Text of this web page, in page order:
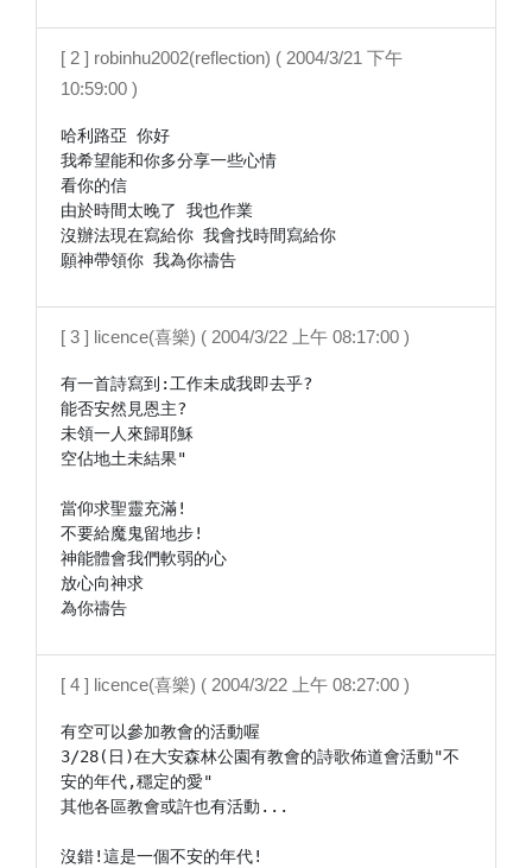
[ 2 ] robinhu2002(reflection) ( 2004/3/21 下午
10:59:00 )
哈利路亞 你好
我希望能和你多分享一些心情
看你的信
由於時間太晚了 我也作業
沒辦法現在寫給你 我會找時間寫給你
[ 3 ] licence(喜樂) ( 2004/3/22 上午 08:17:00 )
有一首詩寫到:工作未成我即去乎?
能否安然見恩主?
未領一人來歸耶穌
空佔地土未結果"
當仰求聖靈充滿!
不要給魔鬼留地步!
神能體會我們軟弱的心
放心向神求
[ 4 ] licence(喜樂) ( 2004/3/22 上午 08:27:00 )
有空可以參加教會的活動喔
3/28(日)在大安森林公園有教會的詩歌佈道會活動"不
安的年代,穩定的愛"
其他各區教會或許也有活動...
沒錯!這是一個不安的年代!